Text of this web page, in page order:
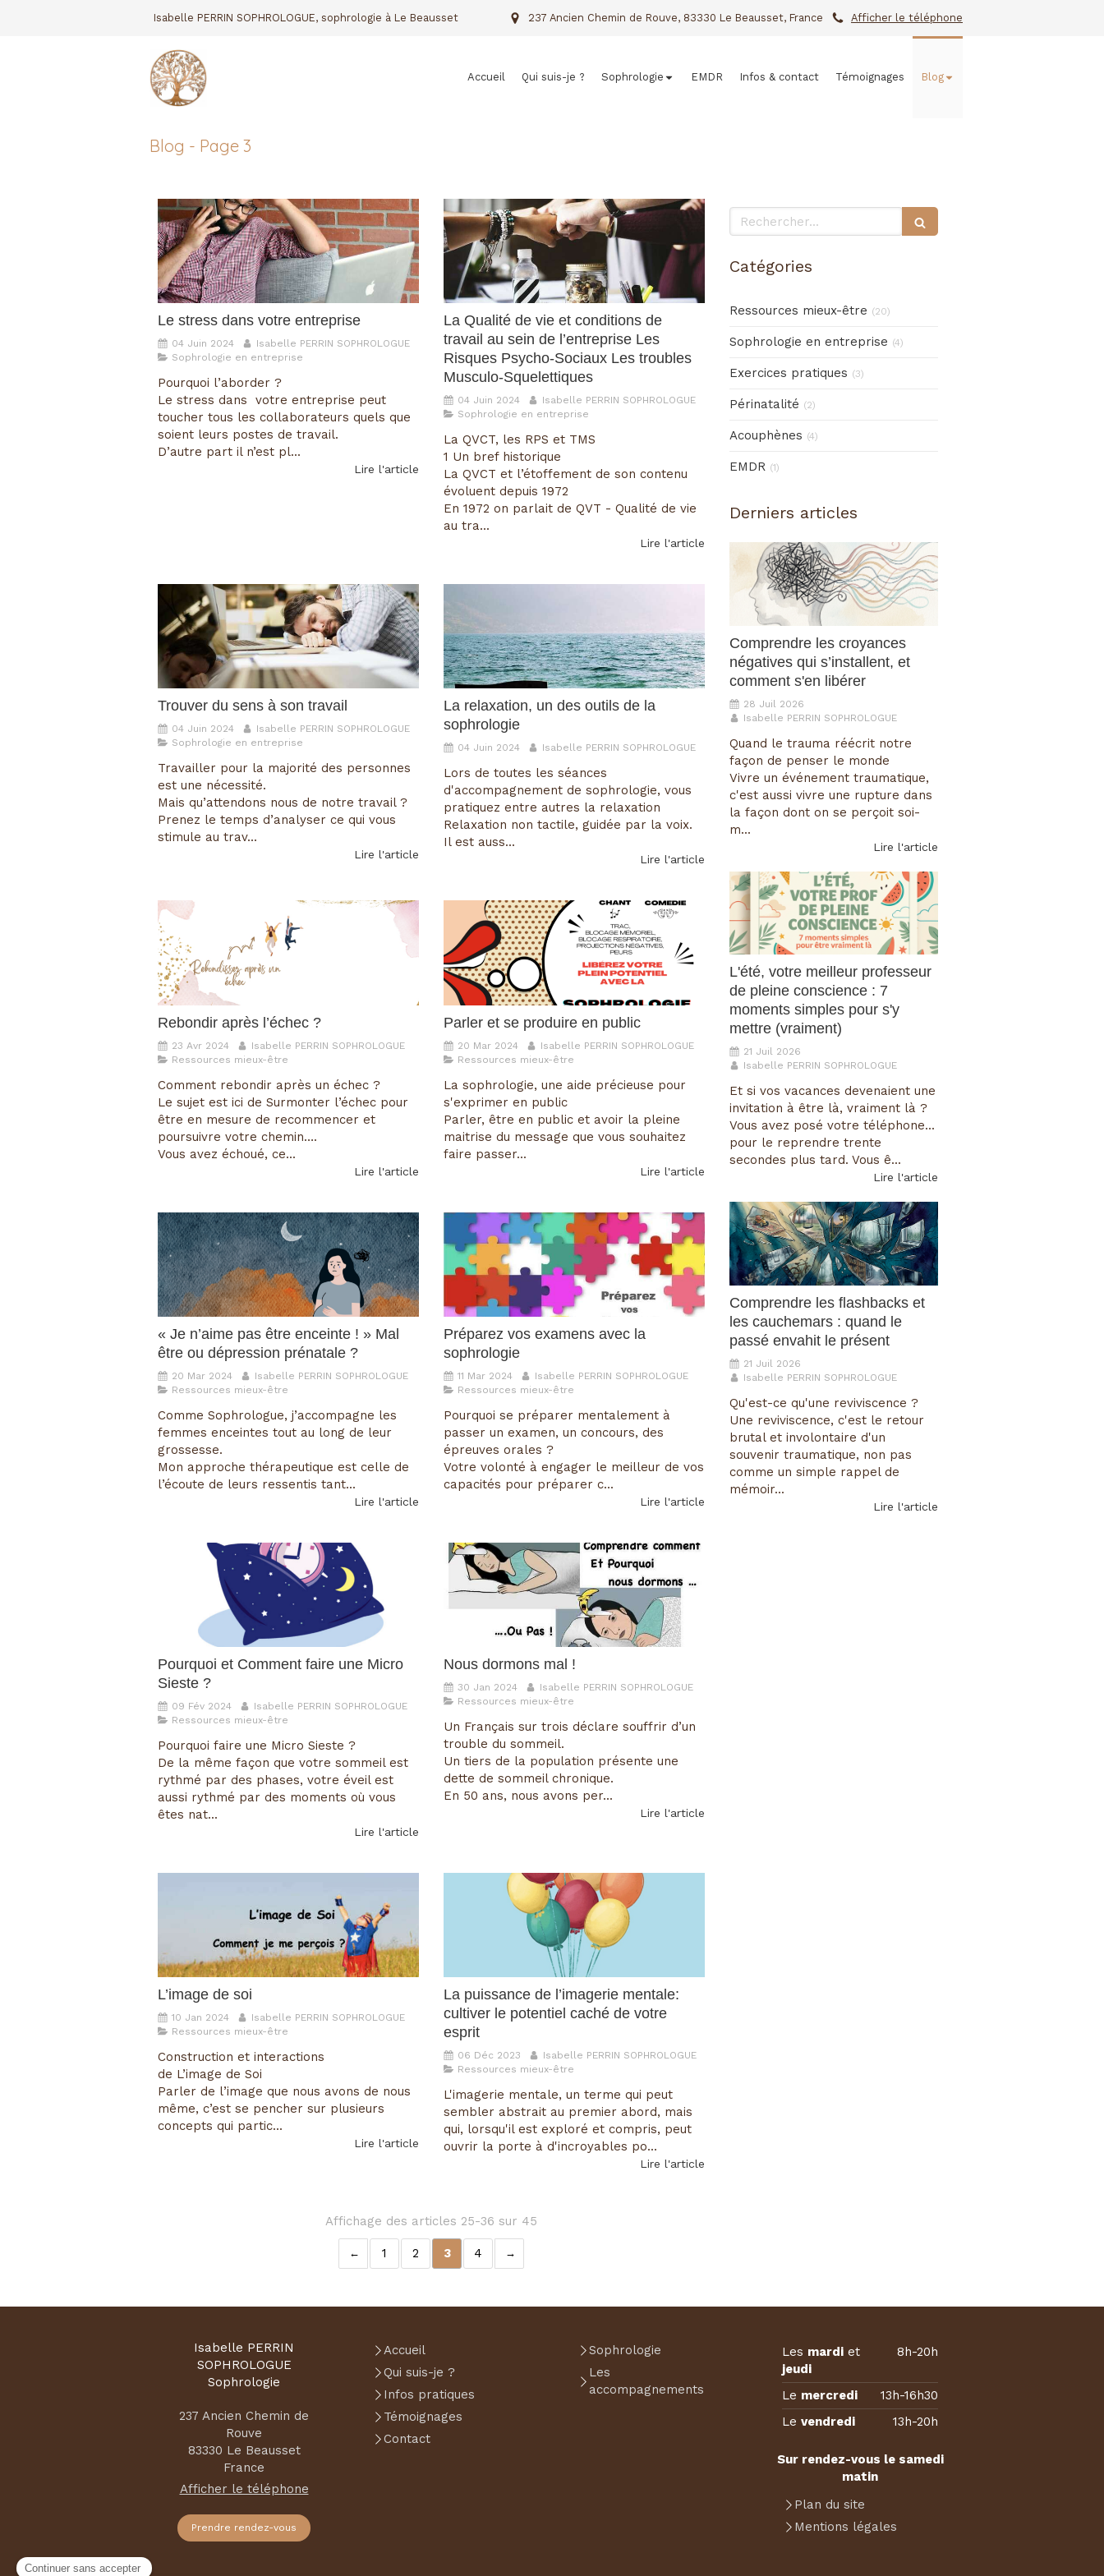
Isabelle PERRIN SOPHROLOGUE, sophrologie à Le Beausset Afficher le téléphone
237 Ancien Chemin de Rouve, 83330 Le Beausset, France
Accueil Qui suis-je ? Sophrologie EMDR Infos & contact Témoignages Blog
Blog - Page 3
Le stress dans votre entreprise
04 Juin 2024
Isabelle PERRIN SOPHROLOGUE
Sophrologie en entreprise
Pourquoi l’aborder ?
Le stress dans votre entreprise peut
toucher tous les collaborateurs quels que
soient leurs postes de travail.
D’autre part il n’est pl...
Lire l'article
La Qualité de vie et conditions de
travail au sein de l’entreprise Les
Risques Psycho-Sociaux Les troubles
Musculo-Squelettiques
04 Juin 2024
Isabelle PERRIN SOPHROLOGUE
Sophrologie en entreprise
La QVCT, les RPS et TMS
1 Un bref historique
La QVCT et l’étoffement de son contenu
évoluent depuis 1972
En 1972 on parlait de QVT - Qualité de vie
au tra...
Lire l'article
Trouver du sens à son travail
04 Juin 2024
Isabelle PERRIN SOPHROLOGUE
Sophrologie en entreprise
Travailler pour la majorité des personnes
est une nécessité.
Mais qu’attendons nous de notre travail ?
Prenez le temps d’analyser ce qui vous
stimule au trav...
Lire l'article
La relaxation, un des outils de la
sophrologie
04 Juin 2024 Isabelle PERRIN SOPHROLOGUE
Lors de toutes les séances
d'accompagnement de sophrologie, vous
pratiquez entre autres la relaxation
Relaxation non tactile, guidée par la voix.
Il est auss...
Lire l'article
Rebondir après l’échec ?
23 Avr 2024
Isabelle PERRIN SOPHROLOGUE
Ressources mieux-être
Comment rebondir après un échec ?
Le sujet est ici de Surmonter l’échec pour
être en mesure de recommencer et
poursuivre votre chemin….
Vous avez échoué, ce...
Lire l'article
Parler et se produire en public
20 Mar 2024
Isabelle PERRIN SOPHROLOGUE
Ressources mieux-être
La sophrologie, une aide précieuse pour
s'exprimer en public
Parler, être en public et avoir la pleine
maitrise du message que vous souhaitez
faire passer...
Lire l'article
« Je n’aime pas être enceinte ! » Mal
être ou dépression prénatale ?
20 Mar 2024
Isabelle PERRIN SOPHROLOGUE
Ressources mieux-être
Comme Sophrologue, j’accompagne les
femmes enceintes tout au long de leur
grossesse.
Mon approche thérapeutique est celle de
l’écoute de leurs ressentis tant...
Lire l'article
Préparez vos examens avec la
sophrologie
11 Mar 2024
Isabelle PERRIN SOPHROLOGUE
Ressources mieux-être
Pourquoi se préparer mentalement à
passer un examen, un concours, des
épreuves orales ?
Votre volonté à engager le meilleur de vos
capacités pour préparer c...
Lire l'article
Pourquoi et Comment faire une Micro
Sieste ?
09 Fév 2024
Isabelle PERRIN SOPHROLOGUE
Ressources mieux-être
Pourquoi faire une Micro Sieste ?
De la même façon que votre sommeil est
rythmé par des phases, votre éveil est
aussi rythmé par des moments où vous
êtes nat...
Lire l'article
Nous dormons mal !
30 Jan 2024
Isabelle PERRIN SOPHROLOGUE
Ressources mieux-être
Un Français sur trois déclare souffrir d’un
trouble du sommeil.
Un tiers de la population présente une
dette de sommeil chronique.
En 50 ans, nous avons per...
Lire l'article
L’image de soi
10 Jan 2024
Isabelle PERRIN SOPHROLOGUE
Ressources mieux-être
Construction et interactions
de L’image de Soi
Parler de l’image que nous avons de nous
même, c’est se pencher sur plusieurs
concepts qui partic...
Lire l'article
La puissance de l’imagerie mentale:
cultiver le potentiel caché de votre
esprit
06 Déc 2023
Isabelle PERRIN SOPHROLOGUE
Ressources mieux-être
L'imagerie mentale, un terme qui peut
sembler abstrait au premier abord, mais
qui, lorsqu'il est exploré et compris, peut
ouvrir la porte à d'incroyables po...
Lire l'article
Affichage des articles 25-36 sur 45
1 2 3 4
Rechercher
Catégories
Ressources mieux-être (20)
Sophrologie en entreprise (4)
Exercices pratiques (3)
Périnatalité (2)
Acouphènes (4)
EMDR (1)
Derniers articles
Comprendre les croyances
négatives qui s’installent, et
comment s'en libérer
28 Juil 2026
Isabelle PERRIN SOPHROLOGUE
Quand le trauma réécrit notre
façon de penser le monde
Vivre un événement traumatique,
c'est aussi vivre une rupture dans
la façon dont on se perçoit soi-
m...
Lire l'article
L'été, votre meilleur professeur
de pleine conscience : 7
moments simples pour s'y
mettre (vraiment)
21 Juil 2026
Isabelle PERRIN SOPHROLOGUE
Et si vos vacances devenaient une
invitation à être là, vraiment là ?
Vous avez posé votre téléphone...
pour le reprendre trente
secondes plus tard. Vous ê...
Lire l'article
Comprendre les flashbacks et
les cauchemars : quand le
passé envahit le présent
21 Juil 2026
Isabelle PERRIN SOPHROLOGUE
Qu'est-ce qu'une reviviscence ?
Une reviviscence, c'est le retour
brutal et involontaire d'un
souvenir traumatique, non pas
comme un simple rappel de
mémoir...
Lire l'article
Isabelle PERRIN
SOPHROLOGUE
Sophrologie
237 Ancien Chemin de
Rouve
83330 Le Beausset
France
Afficher le téléphone
Prendre rendez-vous
Accueil
Qui suis-je ?
Infos pratiques
Témoignages
Contact
Sophrologie
Les
accompagnements
Les mardi et
jeudi
8h-20h
Le mercredi
13h-16h30
Le vendredi 13h-20h
Sur rendez-vous le samedi
matin
Plan du site
Mentions légales